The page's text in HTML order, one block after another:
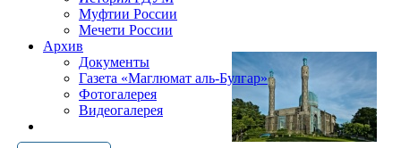
Муфтии России
Мечети России
Архив
Документы
Газета «Маглюмат аль-Булгар»
Фотогалерея
Видеогалерея